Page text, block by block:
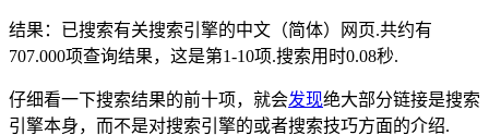
结果：已搜索有关搜索引擎的中文（简体）网页.共约有
707.000项查询结果，这是第1-10项.搜索用时0.08秒.
仔细看一下搜索结果的前十项，就会发现绝大部分链接是搜索
引擎本身，而不是对搜索引擎的或者搜索技巧方面的介绍.